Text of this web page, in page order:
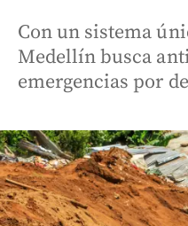
Con un sistema
Medellín busca
emergencias por